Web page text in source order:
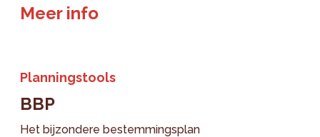
Meer info
Planningstools
BBP
Het bijzondere bestemmingsplan